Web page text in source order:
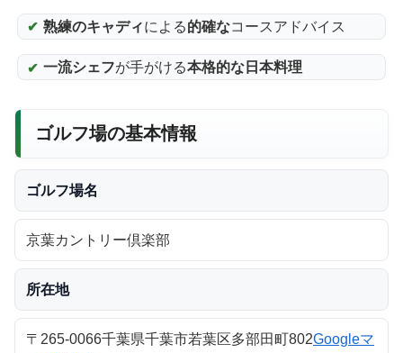
熟練のキャディによる的確なコースアドバイス
一流シェフが手がける本格的な日本料理
ゴルフ場の基本情報
ゴルフ場名
京葉カントリー倶楽部
所在地
〒265-0066千葉県千葉市若葉区多部田町802Googleマ